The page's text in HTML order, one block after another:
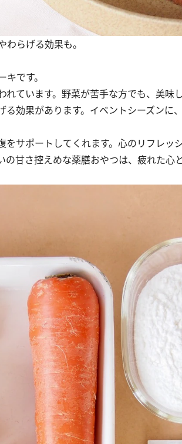
らげる効果も。
です。
ています。野菜が苦手な方でも、美味
効果があります。イベントシーズンに
サポートしてくれます。心のリフレッ
甘さ控えめな薬膳おやつは、疲れた心